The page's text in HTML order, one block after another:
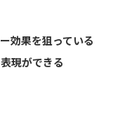
効果を狙っている
現ができる